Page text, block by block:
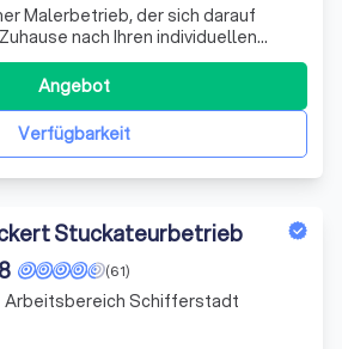
Malerbetrieb, der sich darauf
nach Ihren individuellen
Unsere Expertise erstreckt
als auch auf Putzarbeiten. Unser
nur fachmännische Arbeit zu liefern,
Verfügbarkeit
Angebot
Stuckateurbetrieb
(61)
Arbeitsbereich Schifferstadt